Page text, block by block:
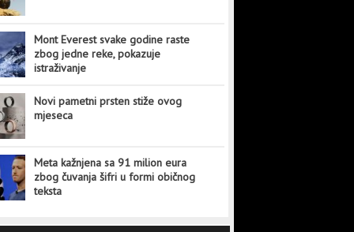
Mont Everest svake godine raste
zbog jedne reke, pokazuje
istraživanje
Novi pametni prsten stiže ovog
mjeseca
Meta kažnjena sa 91 milion eura
zbog čuvanja šifri u formi običnog
teksta